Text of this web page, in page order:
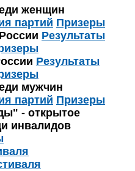
женщин
партий Призеры
Результаты
Результаты
мужчин
партий Призеры
- открытое
инвалидов